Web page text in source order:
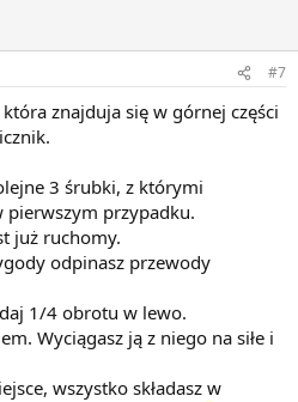
#7
znajduja się w górnej części
3 śrubki, z którymi
pierwszym przypadku.
już ruchomy.
odpinasz przewody
1/4 obrotu w lewo.
Wyciągasz ją z niego na siłe i
wszystko składasz w